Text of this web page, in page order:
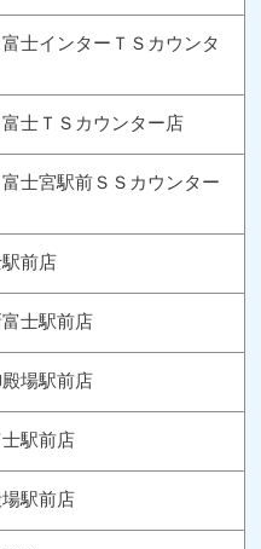
士インターＴＳカウンタ
士ＴＳカウンター店
士宮駅前ＳＳカウンター
前店
士駅前店
場駅前店
駅前店
駅前店